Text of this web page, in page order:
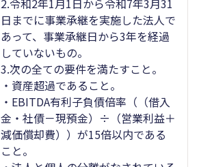
日までに事業承継を実施した法人で
あって、事業承継日から3年を経過
していないもの。
3.次の全ての要件を満たすこと。
・資産超過であること。
・EBITDA有利子負債倍率（（借入
金・社債－現預金）÷（営業利益＋
減価償却費））が15倍以内である
こと。